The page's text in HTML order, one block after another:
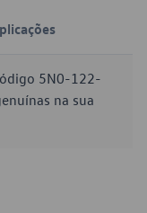
5N0-122-
na sua